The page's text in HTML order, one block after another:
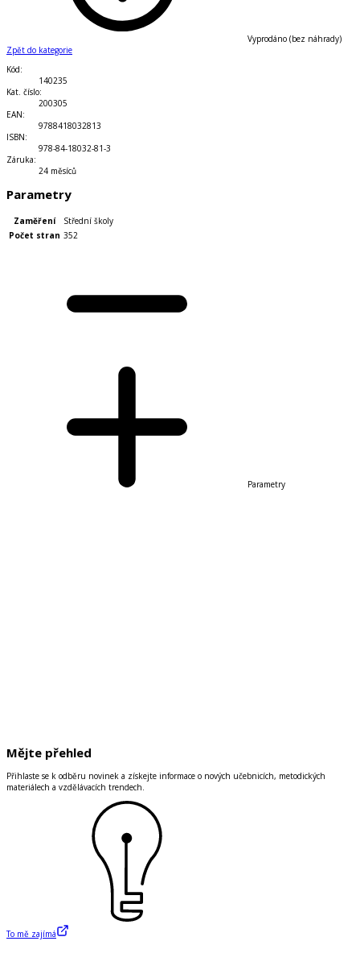
Vyprodáno (bez náhrady)
Zpět do kategorie
Kód:
140235
Kat. číslo:
200305
EAN:
9788418032813
ISBN:
978-84-18032-81-3
Záruka:
24 měsíců
Parametry
Zaměření
Střední školy
Počet stran 352
Parametry
Mějte přehled
Přihlaste se k odběru novinek a získejte informace o nových učebnicích, metodických
materiálech a vzdělávacích trendech.
To mě zajímá